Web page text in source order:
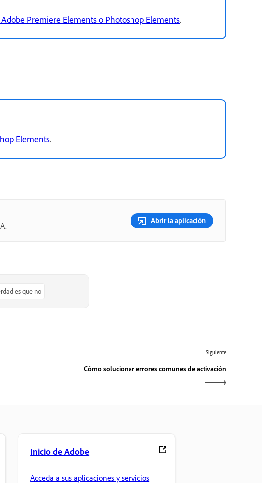
Premiere Elements o Photoshop Elements.
Elements.
Abrir la aplicación
es que no
Siguiente
Cómo solucionar errores comunes de activación
Inicio de Adobe
Acceda a sus aplicaciones y servicios